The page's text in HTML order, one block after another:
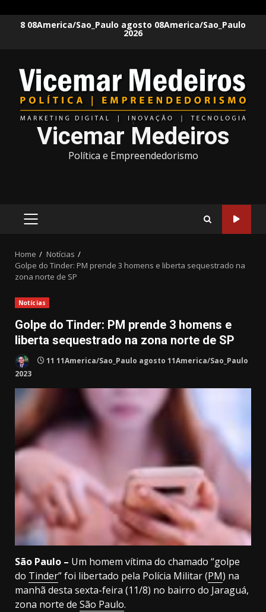
8 08America/Sao_Paulo agosto 08America/Sao_Paulo
2026
Vicemar Medeiros
Política e Empreendedorismo
PRIMARY
Home
Notícias
Golpe do Tinder: PM prende 3 homens e liberta sequestrado na
zona norte de SP
Notícias
Golpe do Tinder: PM prende 3 homens e
liberta sequestrado na zona norte de SP
11 11America/Sao_Paulo agosto 11America/Sao_Paulo
2023
São Paulo – Um homem vítima do chamado “golpe
do Tinder” foi libertado pela Polícia Militar (PM) na
manhã desta sexta-feira (11/8) no bairro do Jaraguá,
zona norte de São Paulo.